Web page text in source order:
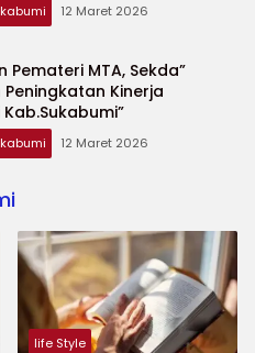
12 Maret 2026
Pemateri MTA, Sekda”
Kinerja
12 Maret 2026
life Style